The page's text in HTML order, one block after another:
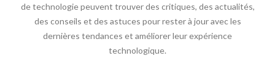
de technologie peuvent trouver des critiques, des actualités,
des conseils et des astuces pour rester à jour avec les
dernières tendances et améliorer leur expérience
technologique.